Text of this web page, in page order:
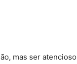
mas ser